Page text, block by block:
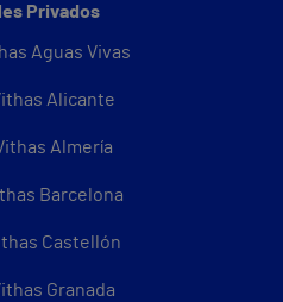
Privados
Aguas Vivas
Alicante
Almería
Barcelona
Castellón
Granada